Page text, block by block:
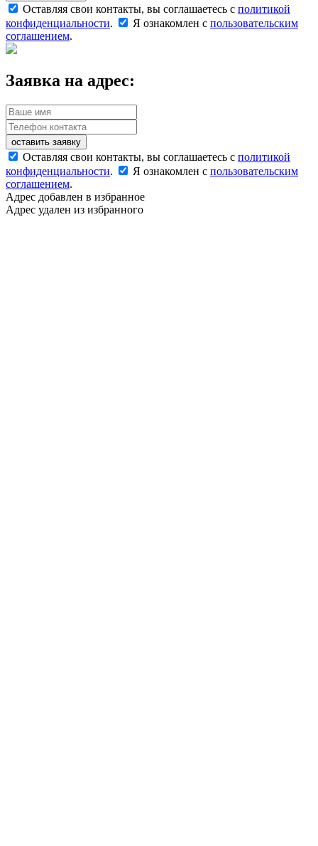
Оставляя свои контакты, вы соглашаетесь с политикой
конфиденциальности. Я ознакомлен с пользовательским
соглашением.
Заявка на адрес:
оставить заявку
Оставляя свои контакты, вы соглашаетесь с политикой
конфиденциальности. Я ознакомлен с пользовательским
соглашением.
Адрес добавлен в избранное
Адрес удален из избранного